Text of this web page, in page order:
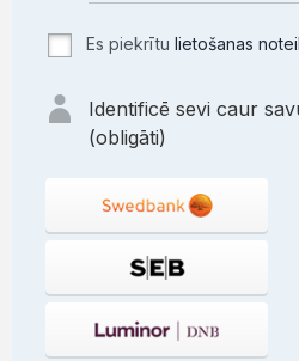
Es piekrītu lietošanas
Identificē sevi caur
(obligāti)